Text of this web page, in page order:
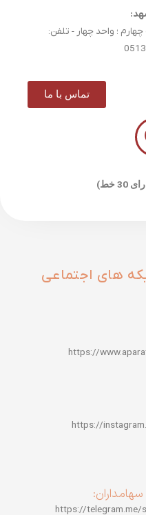
چهارم ؛ واحد چهار - تلفن:
تماس با ما
30 خط)
های اجتماعی
https://
https://
سهامداران:
https://telegram.me/